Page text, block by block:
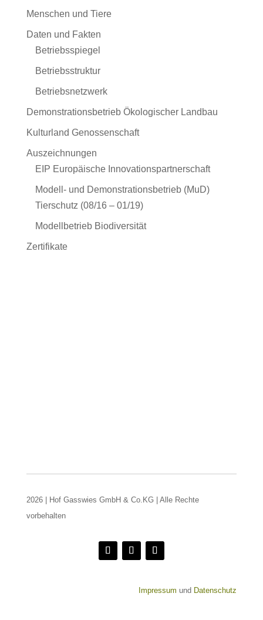
Menschen und Tiere
Daten und Fakten
Betriebsspiegel
Betriebsstruktur
Betriebsnetzwerk
Demonstrationsbetrieb Ökologischer Landbau
Kulturland Genossenschaft
Auszeichnungen
EIP Europäische Innovationspartnerschaft
Modell- und Demonstrationsbetrieb (MuD)
Tierschutz (08/16 – 01/19)
Modellbetrieb Biodiversität
Zertifikate
2026 | Hof Gasswies GmbH & Co.KG | Alle Rechte
vorbehalten
Impressum und Datenschutz